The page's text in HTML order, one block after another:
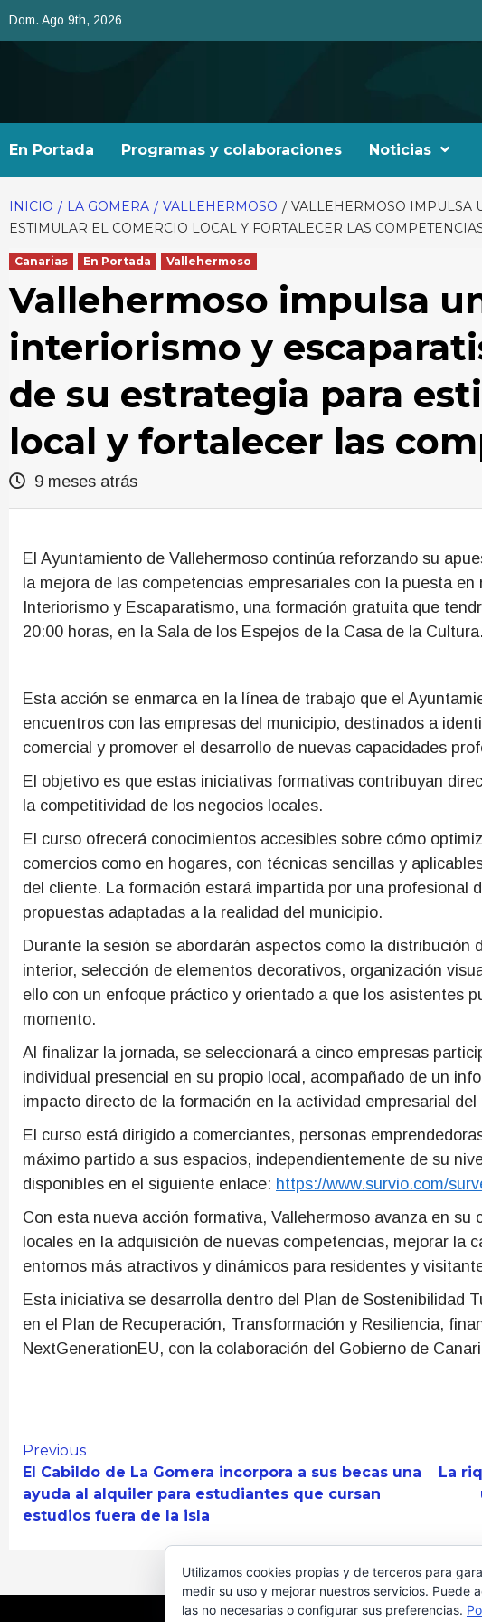
Dom. Ago 9th, 2026
En Portada Programas y colaboraciones Noticias
INICIO LA GOMERA VALLEHERMOSO
VALLEHERMOSO IMPULSA
ESTIMULAR EL COMERCIO LOCAL Y FORTALECER LAS
Canarias En Portada Vallehermoso
Vallehermoso impulsa
interiorismo y
de su estrategia para
local y fortalecer las
9 meses atrás
El Ayuntamiento de Vallehermoso continúa reforzando su
la mejora de las competencias empresariales con la puesta
Interiorismo y Escaparatismo, una formación gratuita que
20:00 horas, en la Sala de los Espejos de la Casa de la Cultura.
Esta acción se enmarca en la línea de trabajo que el
encuentros con las empresas del municipio, destinados a
comercial y promover el desarrollo de nuevas capacidades
El objetivo es que estas iniciativas formativas contribuyan
la competitividad de los negocios locales.
El curso ofrecerá conocimientos accesibles sobre cómo
comercios como en hogares, con técnicas sencillas y
del cliente. La formación estará impartida por una profesional
propuestas adaptadas a la realidad del municipio.
Durante la sesión se abordarán aspectos como la distribución
interior, selección de elementos decorativos, organización
ello con un enfoque práctico y orientado a que los asistentes
momento.
Al finalizar la jornada, se seleccionará a cinco empresas
individual presencial en su propio local, acompañado de un
impacto directo de la formación en la actividad empresarial del
El curso está dirigido a comerciantes, personas
máximo partido a sus espacios, independientemente de su
disponibles en el siguiente enlace: https://www.survio.com/
Con esta nueva acción formativa, Vallehermoso avanza en su
locales en la adquisición de nuevas competencias, mejorar la
entornos más atractivos y dinámicos para residentes y
Esta iniciativa se desarrolla dentro del Plan de Sostenibilidad
en el Plan de Recuperación, Transformación y Resiliencia,
NextGenerationEU, con la colaboración del Gobierno de
Continue
Reading
Previous
El Cabildo de La Gomera incorpora a sus becas una
ayuda al alquiler para estudiantes que cursan
estudios fuera de la isla
La
Utilizamos cookies propias y de terceros para
medir su uso y mejorar nuestros servicios. Puede
las no necesarias o configurar sus preferencias.